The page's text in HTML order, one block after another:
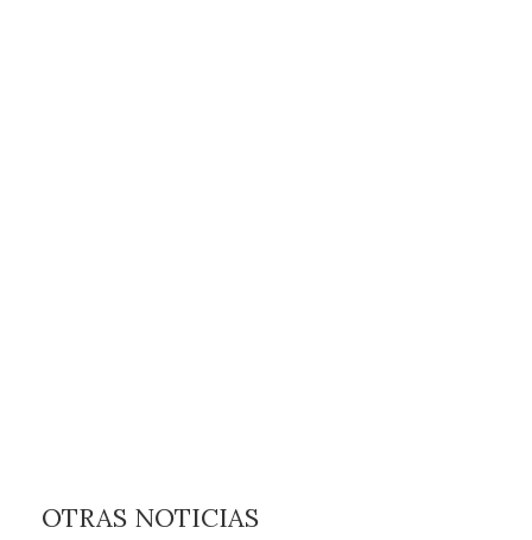
OTRAS NOTICIAS